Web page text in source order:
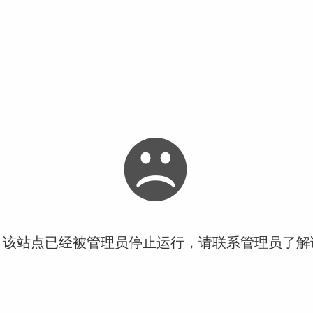
站点已经被管理员停止运行，请联系管理员了